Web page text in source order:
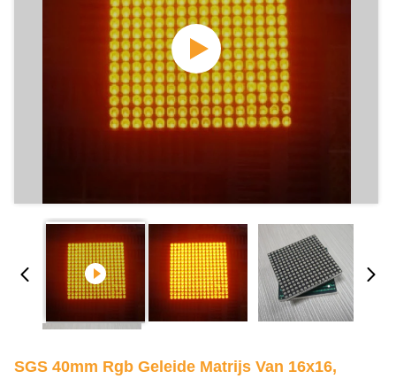
SGS 40mm Rgb Geleide Matrijs Van 16x16,